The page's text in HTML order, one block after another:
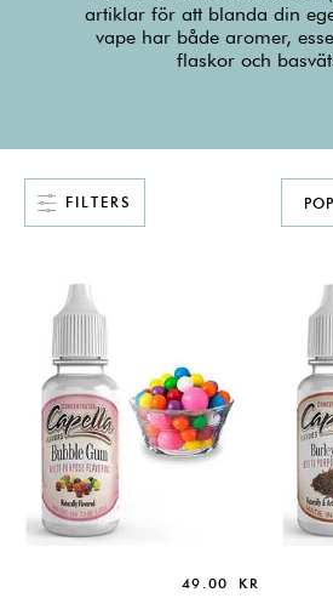
artiklar för att blanda din
vape har både aromer,
flaskor och
FILTERS
49.00 KR